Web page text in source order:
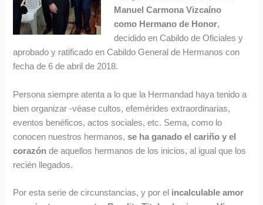
Manuel Carmona Vizcaíno
como Hermano de Honor,
decidido en Cabildo de Oficiales y
aprobado y ratificado en Cabildo General de Hermanos con
fecha de 6 de abril de 2018.
Persona siempre atenta a lo que la Hermandad haya tenido a
bien organizar -véase cultos, efemérides extraordinarias,
eventos benéficos, actos sociales, etc. Sema, como lo
conocen nuestros hermanos, se ha ganado el cariño y el
corazón de aquellos hermanos de los inicios, al igual que los
recién llegados.
Por esta serie de circunstancias, y por el incalculable amor